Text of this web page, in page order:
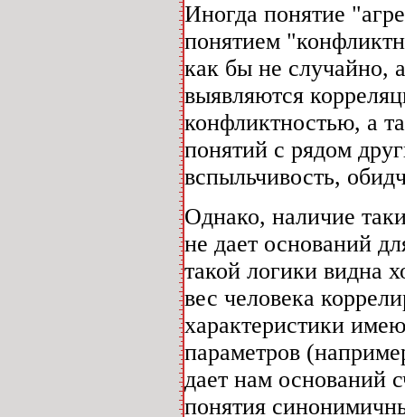
Иногда понятие
понятием
как бы не случайно,
выявляются
конфликтностью, а
понятий с рядом
вспыльчивость,
Однако, наличие
не дает оснований
такой логики видна
вес человека
характеристики
параметров
дает нам оснований
понятия